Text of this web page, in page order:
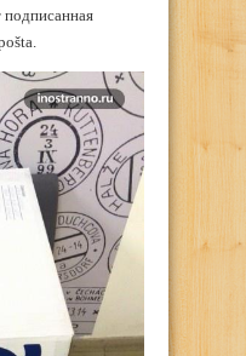
подписанная